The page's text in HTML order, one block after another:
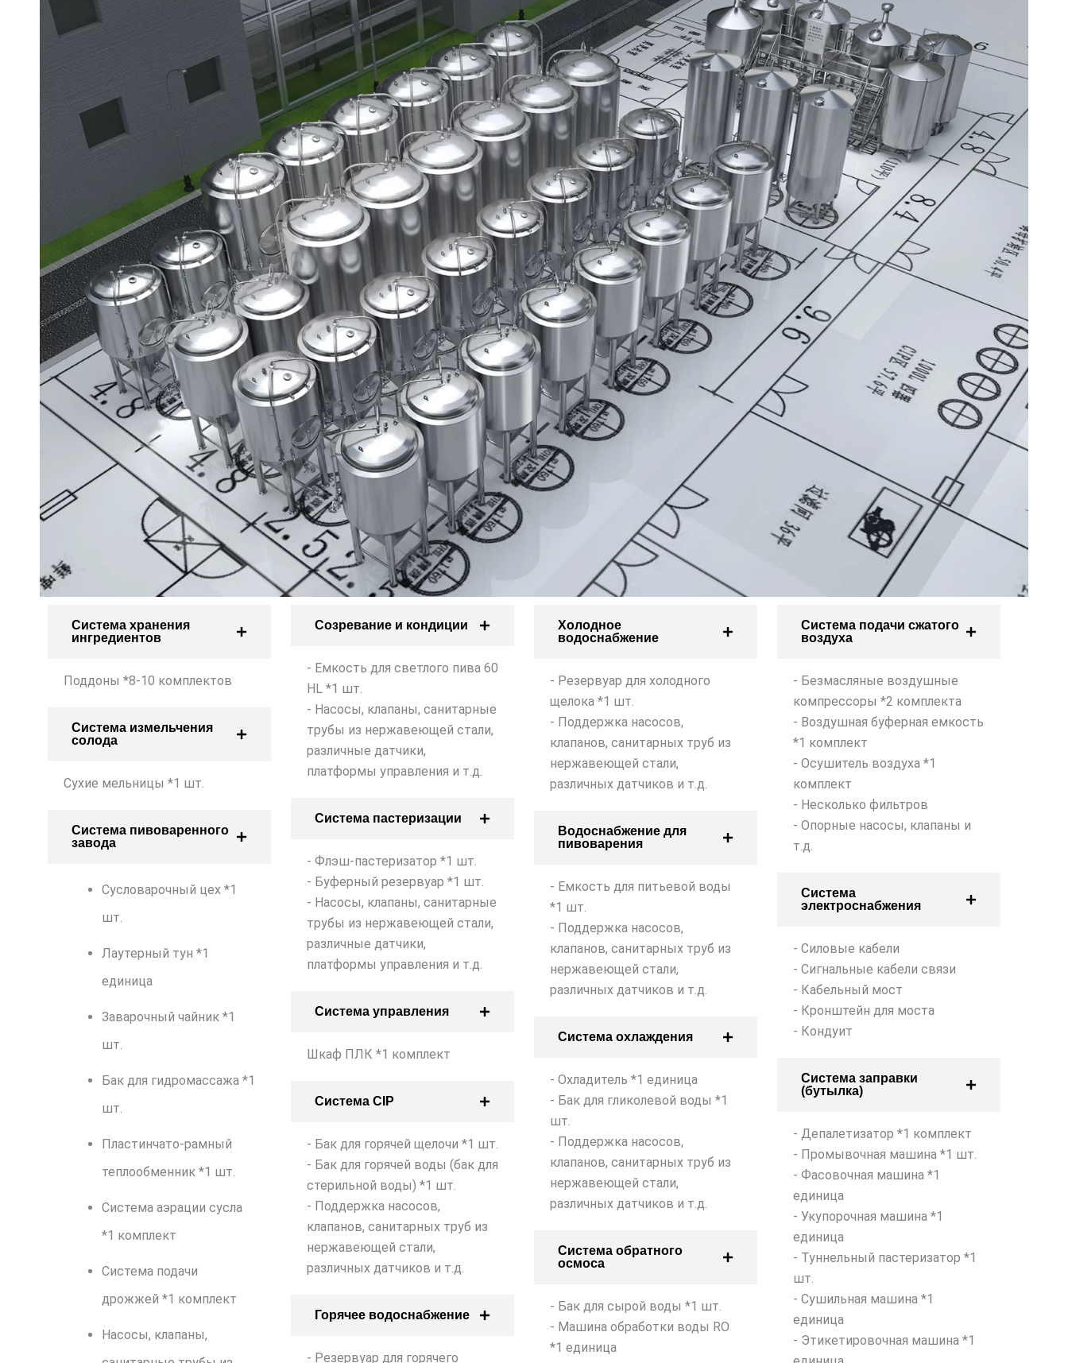
Система хранения
ингредиентов
Поддоны *8-10 комплектов
Система измельчения
солода
Сухие мельницы *1 шт.
Система пивоваренного
завода
Сусловарочный цех *1
шт.
Лаутерный тун *1
единица
Заварочный чайник *1
шт.
Бак для гидромассажа *1
шт.
Пластинчато-рамный
теплообменник *1 шт.
Система аэрации сусла
*1 комплект
Система подачи
дрожжей *1 комплект
Насосы, клапаны,
Созревание и кондиции
- Емкость для светлого пива 60
HL *1 шт.
- Насосы, клапаны, санитарные
трубы из нержавеющей стали,
различные датчики,
платформы управления и т.д.
Система пастеризации
- Флэш-пастеризатор *1 шт.
- Буферный резервуар *1 шт.
- Насосы, клапаны, санитарные
трубы из нержавеющей стали,
различные датчики,
платформы управления и т.д.
Система управления
Шкаф ПЛК *1 комплект
Система CIP
- Бак для горячей щелочи *1 шт.
- Бак для горячей воды (бак для
стерильной воды) *1 шт.
- Поддержка насосов,
клапанов, санитарных труб из
нержавеющей стали,
различных датчиков и т.д.
Горячее водоснабжение
- Резервуар для горячего
Холодное
водоснабжение
- Резервуар для холодного
щелока *1 шт.
- Поддержка насосов,
клапанов, санитарных труб из
нержавеющей стали,
различных датчиков и т.д.
Водоснабжение для
пивоварения
- Емкость для питьевой воды
*1 шт.
- Поддержка насосов,
клапанов, санитарных труб из
нержавеющей стали,
различных датчиков и т.д.
Система охлаждения
- Охладитель *1 единица
- Бак для гликолевой воды *1
шт.
- Поддержка насосов,
клапанов, санитарных труб из
нержавеющей стали,
различных датчиков и т.д.
Система обратного
осмоса
- Бак для сырой воды *1 шт.
- Машина обработки воды RO
*1 единица
Система подачи сжатого
воздуха
- Безмасляные воздушные
компрессоры *2 комплекта
- Воздушная буферная емкость
*1 комплект
- Осушитель воздуха *1
комплект
- Несколько фильтров
- Опорные насосы, клапаны и
т.д.
Система
электроснабжения
- Силовые кабели
- Сигнальные кабели связи
- Кабельный мост
- Кронштейн для моста
- Кондуит
Система заправки
(бутылка)
- Депалетизатор *1 комплект
- Промывочная машина *1 шт.
- Фасовочная машина *1
единица
- Укупорочная машина *1
единица
- Туннельный пастеризатор *1
шт.
- Сушильная машина *1
единица
- Этикетировочная машина *1